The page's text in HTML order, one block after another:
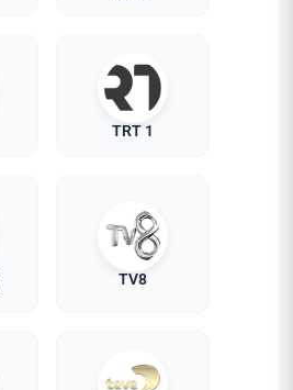
TRT 1
TV8